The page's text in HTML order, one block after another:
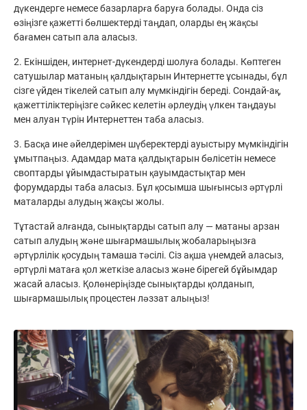
дүкендерге немесе базарларға баруға болады. Онда сіз
өзіңізге қажетті бөлшектерді таңдап, оларды ең жақсы
бағамен сатып ала аласыз.
2. Екіншіден, интернет-дүкендерді шолуға болады. Көптеген
сатушылар матаның қалдықтарын Интернетте ұсынады, бұл
сізге үйден тікелей сатып алу мүмкіндігін береді. Сондай-ақ,
қажеттіліктеріңізге сәйкес келетін әрлеудің үлкен таңдауы
мен алуан түрін Интернеттен таба аласыз.
3. Басқа ине әйелдерімен шүберектерді ауыстыру мүмкіндігін
ұмытпаңыз. Адамдар мата қалдықтарын бөлісетін немесе
своптарды ұйымдастыратын қауымдастықтар мен
форумдарды таба аласыз. Бұл қосымша шығынсыз әртүрлі
маталарды алудың жақсы жолы.
Тұтастай алғанда, сынықтарды сатып алу — матаны арзан
сатып алудың және шығармашылық жобаларыңызға
әртүрлілік қосудың тамаша тәсілі. Сіз ақша үнемдей аласыз,
әртүрлі матаға қол жеткізе аласыз және бірегей бұйымдар
жасай аласыз. Қолөнеріңізде сынықтарды қолданып,
шығармашылық процестен ләззат алыңыз!